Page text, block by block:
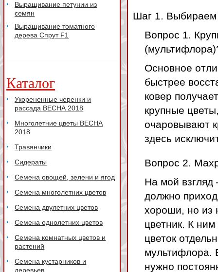
Выращивание петунии из
семян
Выращивание томатного
дерева Спрут F1
Каталог
Укорененные черенки и
рассада ВЕСНА 2018
Многолетние цветы ВЕСНА
2018
Травянчики
Сидераты
Семена овощей, зелени и ягод
Семена многолетних цветов
Семена двулетних цветов
Семена однолетних цветов
Семена комнатных цветов и
растений
Семена кустарников и
деревьев
Шаг 1. Выбираем
Вопрос 1.
Основное
быстрее
ковер
крупные
очаровывают
здесь
Вопрос 2.
На мой взгляд
должно
хороши, но из
цветник. К
цветок
мультифлора.
нужно